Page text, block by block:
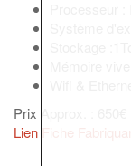
Prix Approx. : 650€
Lien Fiche